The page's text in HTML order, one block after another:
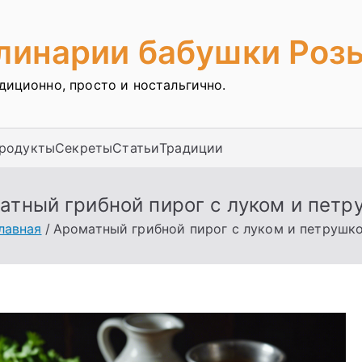
бабушки
просто и ностальгично.
СекретыСтатьиТрадиции
грибной пирог с луком и
Ароматный грибной пирог с луком и